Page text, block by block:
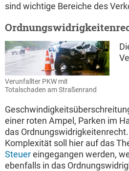
sind wichtige Bereiche des
Verunfallter PKW mit
Totalschaden am Straßenrand
einer roten Ampel, Parken im
das
Komplexität soll hier auf das
Steuereingegangen werden,
ebenfalls in das